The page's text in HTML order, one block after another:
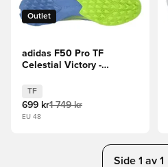
Outlet
adidas F50 Pro TF
Celestial Victory -
TF
699 kr1 749 kr
EU 48
Side 1 av 1